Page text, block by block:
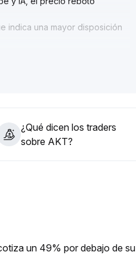
indica una mayor disposición
y hay señales claras de
¿Qué dicen los traders
sobre AKT?
un 49% por debajo de su